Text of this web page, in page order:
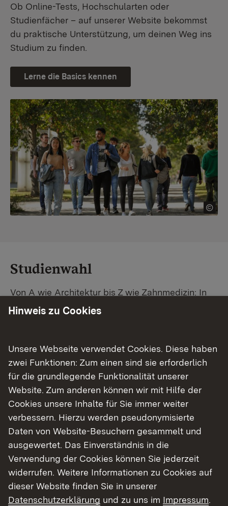
Ob Online-Tests, Hochschularten oder
Studienfächer – auf unserer Website bekommst
du praktische Unterstützung, um deinen Weg ins
Studium zu finden.
Lerne die Basics kennen
Studienwahl
Von A wie Architektur bis Z wie Zahnmedizin: In
Baden-Württemberg warten unzählige
Studiengangsuche schnell den passenden
Studienplatz. Außerdem gibt's eine Schritt-für-
Schritt-Anleitung zu deinem Traum-Studium.
Finde dein Studium in Baden-Württemberg
Hinweis zu Cookies
Unsere Webseite verwendet Cookies. Diese haben
zwei Funktionen: Zum einen sind sie erforderlich
für die grundlegende Funktionalität unserer
Website. Zum anderen können wir mit Hilfe der
Cookies unsere Inhalte für Sie immer weiter
verbessern. Hierzu werden pseudonymisierte
Daten von Website-Besuchern gesammelt und
ausgewertet. Das Einverständnis in die
Verwendung der Cookies können Sie jederzeit
widerrufen. Weitere Informationen zu Cookies auf
dieser Website finden Sie in unserer
Datenschutzerklärung und zu uns im Impressum.